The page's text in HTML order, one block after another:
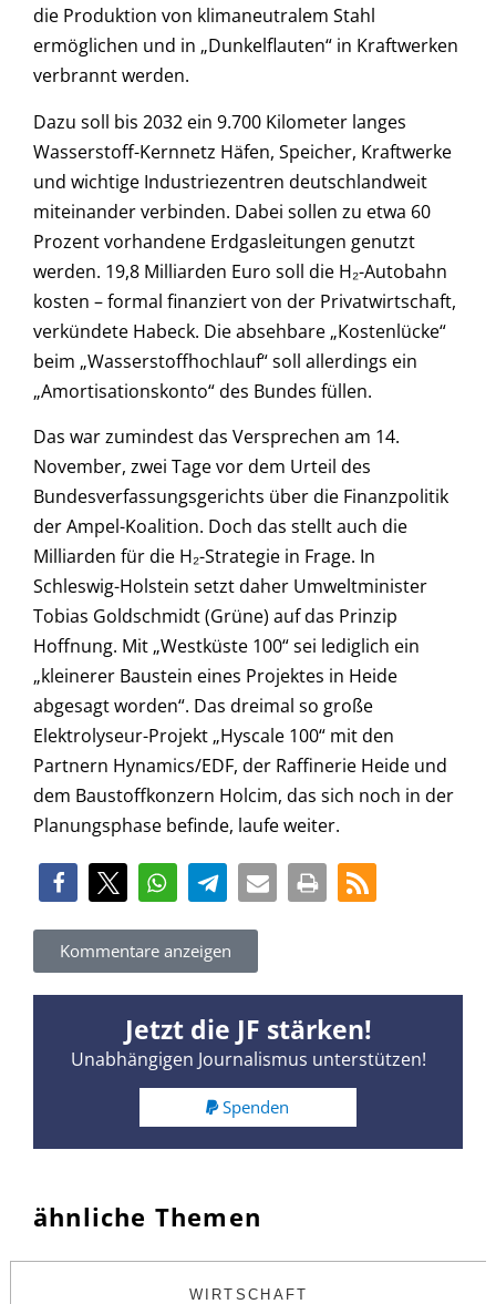
die Produktion von klimaneutralem Stahl
ermöglichen und in „Dunkelflauten“ in Kraftwerken
verbrannt werden.
Dazu soll bis 2032 ein 9.700 Kilometer langes
Wasserstoff-Kernnetz Häfen, Speicher, Kraftwerke
und wichtige Industriezentren deutschlandweit
miteinander verbinden. Dabei sollen zu etwa 60
Prozent vorhandene Erdgasleitungen genutzt
werden. 19,8 Milliarden Euro soll die H₂-Autobahn
kosten – formal finanziert von der Privatwirtschaft,
verkündete Habeck. Die absehbare „Kostenlücke“
beim „Wasserstoffhochlauf“ soll allerdings ein
„Amortisationskonto“ des Bundes füllen.
Das war zumindest das Versprechen am 14.
November, zwei Tage vor dem Urteil des
Bundesverfassungsgerichts über die Finanzpolitik
der Ampel-Koalition. Doch das stellt auch die
Milliarden für die H₂-Strategie in Frage. In
Schleswig-Holstein setzt daher Umweltminister
Tobias Goldschmidt (Grüne) auf das Prinzip
Hoffnung. Mit „Westküste 100“ sei lediglich ein
„kleinerer Baustein eines Projektes in Heide
abgesagt worden“. Das dreimal so große
Elektrolyseur-Projekt „Hyscale 100“ mit den
Partnern Hynamics/EDF, der Raffinerie Heide und
dem Baustoffkonzern Holcim, das sich noch in der
Planungsphase befinde, laufe weiter.
Kommentare anzeigen
Jetzt die JF stärken!
Unabhängigen Journalismus unterstützen!
Spenden
ähnliche Themen
WIRTSCHAFT